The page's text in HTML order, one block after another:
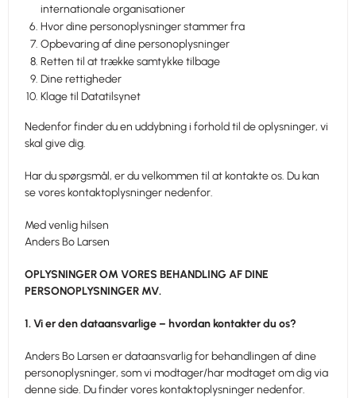
internationale organisationer
Hvor dine personoplysninger stammer fra
Opbevaring af dine personoplysninger
Retten til at trække samtykke tilbage
Dine rettigheder
Klage til Datatilsynet
Nedenfor finder du en uddybning i forhold til de oplysninger, vi
skal give dig.
Har du spørgsmål, er du velkommen til at kontakte os. Du kan
se vores kontaktoplysninger nedenfor.
Med venlig hilsen
Anders Bo Larsen
OPLYSNINGER OM VORES BEHANDLING AF DINE
PERSONOPLYSNINGER MV.
1. Vi er den dataansvarlige – hvordan kontakter du os?
Anders Bo Larsen er dataansvarlig for behandlingen af dine
personoplysninger, som vi modtager/har modtaget om dig via
denne side. Du finder vores kontaktoplysninger nedenfor.